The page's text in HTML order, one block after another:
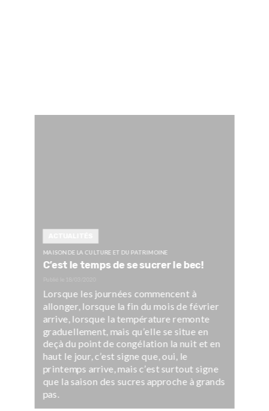
MAISON DE LA CULTURE ET DU PATRIMOINE
C’est le temps de se sucrer le bec!
Lorsque les journées commencent à
allonger, lorsque la fin du mois de février
arrive, lorsque la température remonte
graduellement, mais qu’elle se situe en
deçà du point de congélation la nuit et en
haut le jour, c’est signe que, oui, le
printemps arrive, mais c’est surtout signe
que la saison des sucres approche à grands
pas.